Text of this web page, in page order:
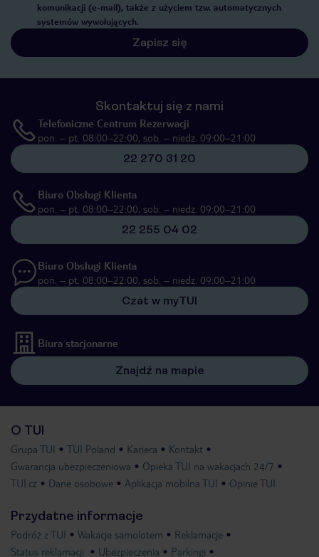
komunikacji (e-mail), także z użyciem tzw. automatycznych
systemów wywołujących.
Zapisz się
Skontaktuj się z nami
Telefoniczne Centrum Rezerwacji
pon. – pt. 08:00–22:00, sob. – niedz. 09:00–21:00
22 270 31 20
Biuro Obsługi Klienta
pon. – pt. 08:00–22:00, sob. – niedz. 09:00–21:00
22 255 04 02
Biuro Obsługi Klienta
pon. – pt. 08:00–22:00, sob. – niedz. 09:00–21:00
Czat w myTUI
Biura stacjonarne
Znajdź na mapie
O TUI
Grupa TUI TUI Poland Kariera
Kontakt
Gwarancja ubezpieczeniowa
Opieka TUI na wakacjach 24/7
TUI.cz
Dane osobowe Aplikacja mobilna TUI Opinie TUI
Przydatne informacje
Podróż z TUI Wakacje samolotem
Reklamacje
Status reklamacji
Ubezpieczenia Parkingi